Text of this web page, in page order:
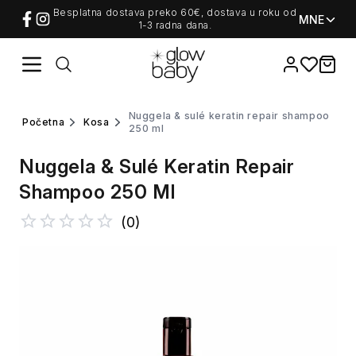
Besplatna dostava preko 60€, dostava u roku od
1-3 radna dana.
MNE
Favorites
items
početna kosa
nuggela & sulé keratin repair shampoo
250 ml
Nuggela & Sulé Keratin Repair
Shampoo 250 Ml
(0)